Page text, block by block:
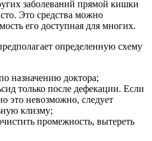
заболеваний прямой кишки
Это средства можно
его доступная для многих.
определенную схему
назначению доктора;
только после дефекации. Если
это невозможно, следует
клизму;
промежность, вытереть